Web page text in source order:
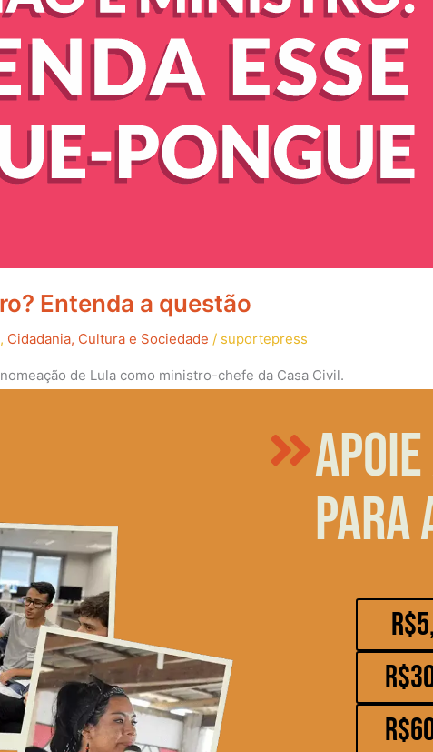
Entenda a questão
, Cidadania, Cultura e Sociedade / suportepress
de Lula como ministro-chefe da Casa Civil.
para